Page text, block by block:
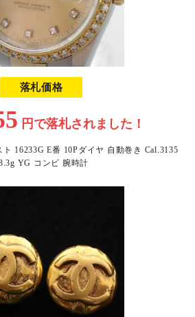
落札価格
円で落札されました！
16233G E番 10Pダイヤ 自動巻き Cal.3135
YG コンビ 腕時計